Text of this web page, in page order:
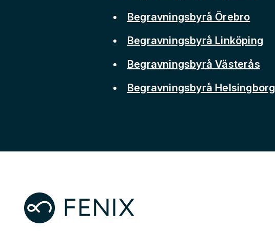
Begravningsbyrå Örebro
Begravningsbyrå Linköping
Begravningsbyrå Västerås
Begravningsbyrå Helsingborg